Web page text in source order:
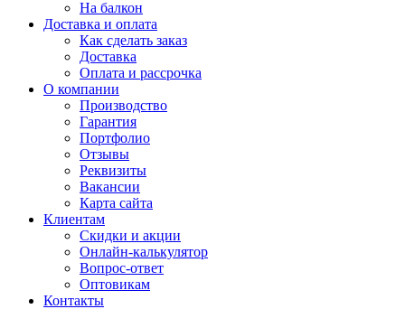
На балкон
Доставка и оплата
Как сделать заказ
Доставка
Оплата и рассрочка
О компании
Производство
Гарантия
Портфолио
Отзывы
Реквизиты
Вакансии
Карта сайта
Клиентам
Скидки и акции
Онлайн-калькулятор
Вопрос-ответ
Оптовикам
Контакты